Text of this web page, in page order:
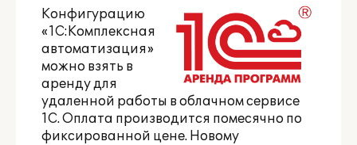
Партнерам
Конфигурацию
«1С:Комплексная
автоматизация»
можно взять в
арендудля
удаленной работы в облачном сервисе
1С. Оплата производится помесячно по
фиксированной цене. Новому